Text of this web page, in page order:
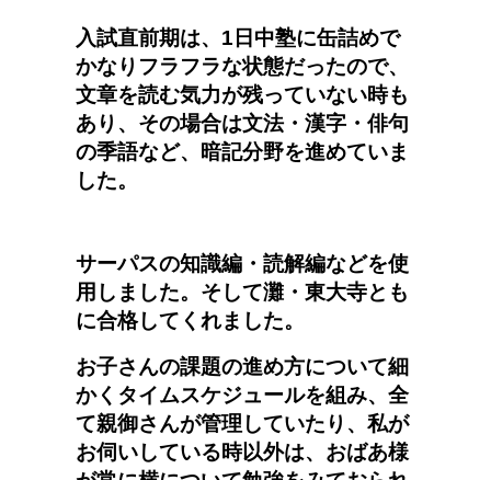
入試直前期は、1日中塾に缶詰めで
かなりフラフラな状態だったので、
文章を読む気力が残っていない時も
あり、その場合は文法・漢字・俳句
の季語など、暗記分野を進めていま
した。
サーパスの知識編・読解編などを使
用しました。そして灘・東大寺とも
に合格してくれました。
お子さんの課題の進め方について細
かくタイムスケジュールを組み、全
て親御さんが管理していたり、私が
お伺いしている時以外は、おばあ様